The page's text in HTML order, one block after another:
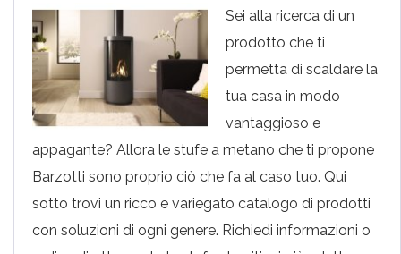
Sei alla ricerca di un
prodotto che ti
permetta di scaldare la
tua casa in modo
vantaggioso e
appagante? Allora le stufe a metano che ti propone
Barzotti sono proprio ciò che fa al caso tuo. Qui
sotto trovi un ricco e variegato catalogo di prodotti
con soluzioni di ogni genere. Richiedi informazioni o